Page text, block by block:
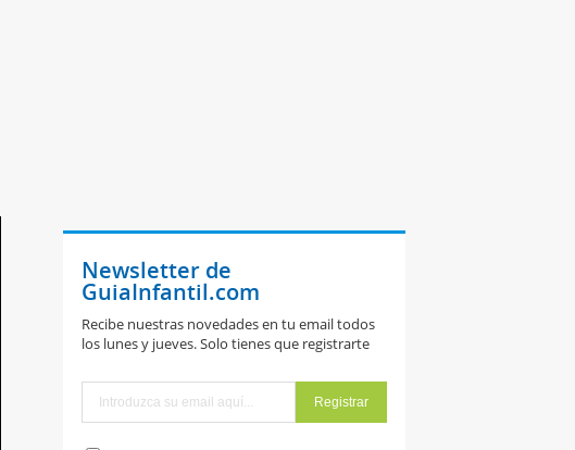
Newsletter de
GuiaInfantil.com
Recibe nuestras novedades en tu email todos
los lunes y jueves. Solo tienes que registrarte